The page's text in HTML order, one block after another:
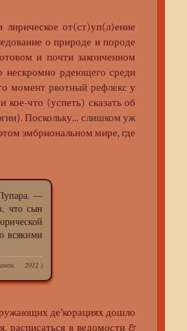
от(ст)уп(л)ение
о природе и породе
и почти законченном
нескромно рдеющего среди
момент рвотный рефлекс у
кое-что (успеть) сказать об
). Поскольку... слишком уж
эмбриональном мире, где
. —
что сын
всякими
, 2012 )
де’корациях дошло
расписаться в ведомости &